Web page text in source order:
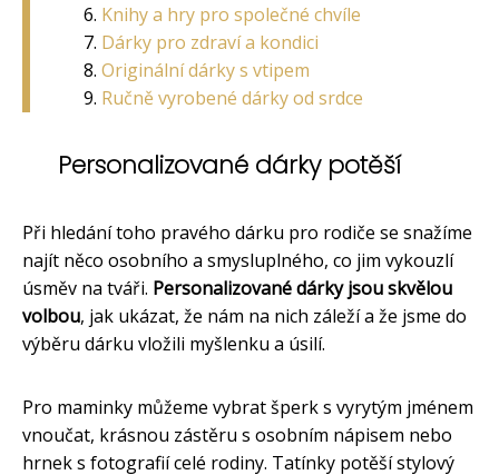
Knihy a hry pro společné chvíle
Dárky pro zdraví a kondici
Originální dárky s vtipem
Ručně vyrobené dárky od srdce
Personalizované dárky potěší
Při hledání toho pravého dárku pro rodiče se snažíme
najít něco osobního a smysluplného, co jim vykouzlí
úsměv na tváři. Personalizované dárky jsou skvělou
volbou, jak ukázat, že nám na nich záleží a že jsme do
výběru dárku vložili myšlenku a úsilí.
Pro maminky můžeme vybrat šperk s vyrytým jménem
vnoučat, krásnou zástěru s osobním nápisem nebo
hrnek s fotografií celé rodiny. Tatínky potěší stylový